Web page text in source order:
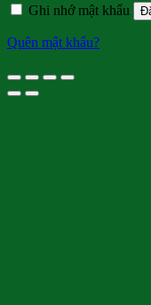
Ghi nhớ mật khẩu
Quên mật khẩu?